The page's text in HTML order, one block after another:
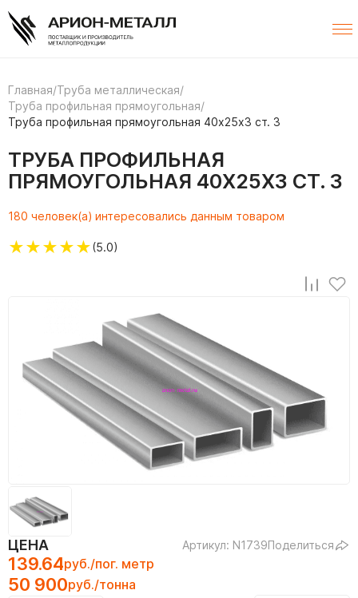
Главная/Труба металлическая/
Труба профильная прямоугольная/
Труба профильная прямоугольная 40х25х3 ст. 3
ТРУБА ПРОФИЛЬНАЯ
ПРЯМОУГОЛЬНАЯ 40Х25Х3 СТ. 3
180 человек(а) интересовались данным товаром
★★★★★(5.0)
ЦЕНА Артикул: N1739Поделиться
139.64руб./пог. метр
50 900руб./тонна